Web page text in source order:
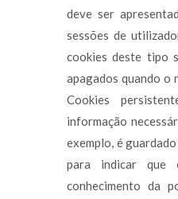
deve ser
sessões de
cookies deste tipo
apagados quando o
Cookies
informação
exemplo, é
para indicar que
conhecimento da